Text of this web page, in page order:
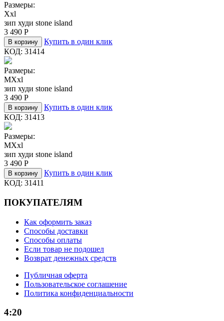
Размеры:
Xxl
зип худи stone island
3 490 Р
В корзину
Купить в один клик
КОД: 31414
Размеры:
MXxl
зип худи stone island
3 490 Р
В корзину
Купить в один клик
КОД: 31413
Размеры:
MXxl
зип худи stone island
3 490 Р
В корзину
Купить в один клик
КОД: 31411
ПОКУПАТЕЛЯМ
Как оформить заказ
Способы доставки
Способы оплаты
Если товар не подошел
Возврат денежных средств
Публичная оферта
Пользовательское соглашение
Политика конфиденциальности
4:20